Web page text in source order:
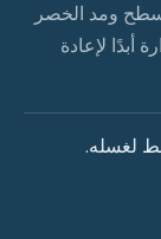
ومد الخصر
أبدًا لإعادة
لغسله.